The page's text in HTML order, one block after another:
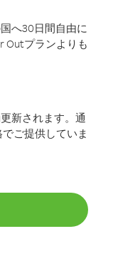
へ30日間自由に
Outプランよりも
新されます。通
ご提供していま